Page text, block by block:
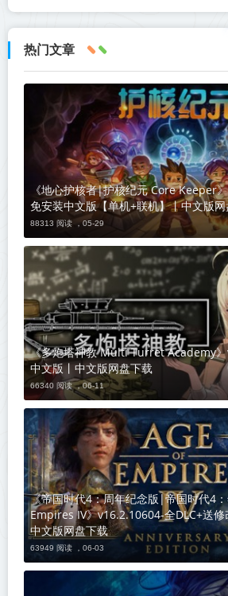
热门文章
《地心护核者|护核纪元 Core Keeper
免安装中文版【单机+联机】丨中文版
88313 阅读 ，05-29
《多炮塔神教 Multi Turret Academy
中文版丨中文版网盘下载
66340 阅读 ，06-11
《帝国时代4：周年纪念版|帝国时代4
Empires IV》v16.2.10604-全DLC+送
中文版网盘下载
63949 阅读 ， 06-03